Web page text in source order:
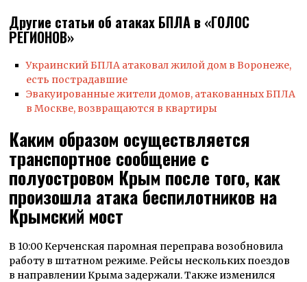
Другие статьи об атаках БПЛА в «ГОЛОС
РЕГИОНОВ»
Украинский БПЛА атаковал жилой дом в Воронеже,
есть пострадавшие
Эвакуированные жители домов, атакованных БПЛА
в Москве, возвращаются в квартиры
Каким образом осуществляется
транспортное сообщение с
полуостровом Крым после того, как
произошла атака беспилотников на
Крымский мост
В 10:00 Керченская паромная переправа возобновила
работу в штатном режиме. Рейсы нескольких поездов
в направлении Крыма задержали. Также изменился